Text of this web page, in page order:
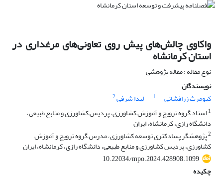
واکاوی چالش‌های پیش روی تعاونی‌های مرغداری در
استان کرمانشاه
نوع مقاله : مقاله پژوهشی
نویسندگان
کیومرث زرافشانی
1 لیدا شرفی2
1استاد گروه ترویج و آموزش کشاورزی، پردیس کشاورزی و منابع طبیعی،
دانشگاه رازی، کرمانشاه، ایران
2پژوهشگر پسادکتری توسعه کشاورزی، مدرس گروه ترویج و آموزش
کشاورزی، پردیس کشاورزی و منابع طبیعی، دانشگاه رازی، کرمانشاه، ایران
10.22034/mpo.2024.428908.1099
چکیده